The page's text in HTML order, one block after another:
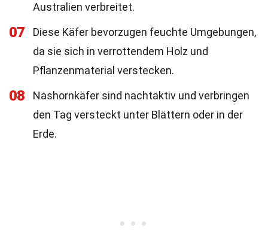
Australien verbreitet.
07
Diese Käfer bevorzugen feuchte Umgebungen,
da sie sich in verrottendem Holz und
Pflanzenmaterial verstecken.
08
Nashornkäfer sind nachtaktiv und verbringen
den Tag versteckt unter Blättern oder in der
Erde.